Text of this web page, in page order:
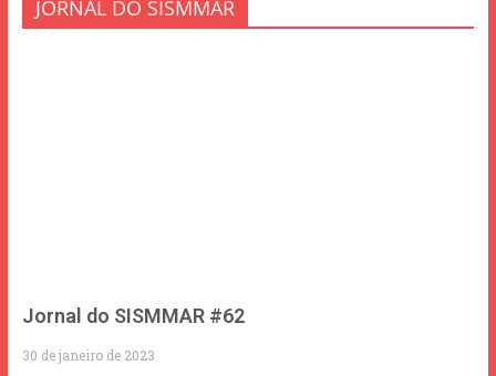
JORNAL DO SISMMAR
Jornal do SISMMAR #62
30 de janeiro de 2023